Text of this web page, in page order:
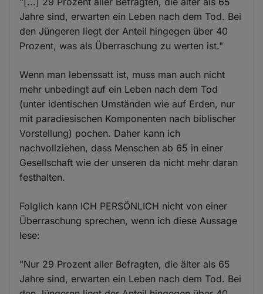
Jahre sind, erwarten ein Leben nach dem Tod. Bei
den Jüngeren liegt der Anteil hingegen über 40
Prozent, was als Überraschung zu werten ist."
Wenn man lebenssatt ist, muss man auch nicht
mehr unbedingt auf ein Leben nach dem Tod
(unter identischen Umständen wie auf Erden, nur
mit paradiesischen Komponenten nach biblischer
Vorstellung) pochen. Daher kann ich
nachvollziehen, dass Menschen ab 65 in einer
Gesellschaft wie der unseren da nicht mehr daran
festhalten.
Folglich kann ICH PERSÖNLICH nicht von einer
Überraschung sprechen, wenn ich diese Aussage
lese:
"Nur 29 Prozent aller Befragten, die älter als 65
Jahre sind, erwarten ein Leben nach dem Tod. Bei